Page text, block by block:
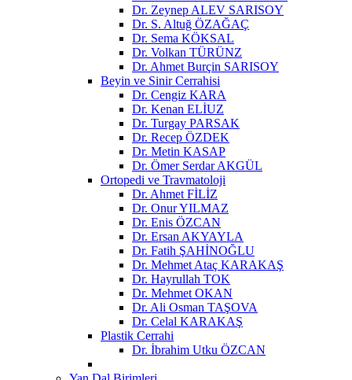
Dr. Zeynep ALEV SARISOY
Dr. S. Altuğ ÖZAĞAÇ
Dr. Sema KÖKSAL
Dr. Volkan TÜRÜNZ
Dr. Ahmet Burçin SARISOY
Beyin ve Sinir Cerrahisi
Dr. Cengiz KARA
Dr. Kenan ELİUZ
Dr. Turgay PARSAK
Dr. Recep ÖZDEK
Dr. Metin KASAP
Dr. Ömer Serdar AKGÜL
Ortopedi ve Travmatoloji
Dr. Ahmet FİLİZ
Dr. Onur YILMAZ
Dr. Enis ÖZCAN
Dr. Ersan AKYAYLA
Dr. Fatih ŞAHİNOĞLU
Dr. Mehmet Ataç KARAKAŞ
Dr. Hayrullah TOK
Dr. Mehmet OKAN
Dr. Ali Osman TAŞOVA
Dr. Celal KARAKAŞ
Plastik Cerrahi
Dr. İbrahim Utku ÖZCAN